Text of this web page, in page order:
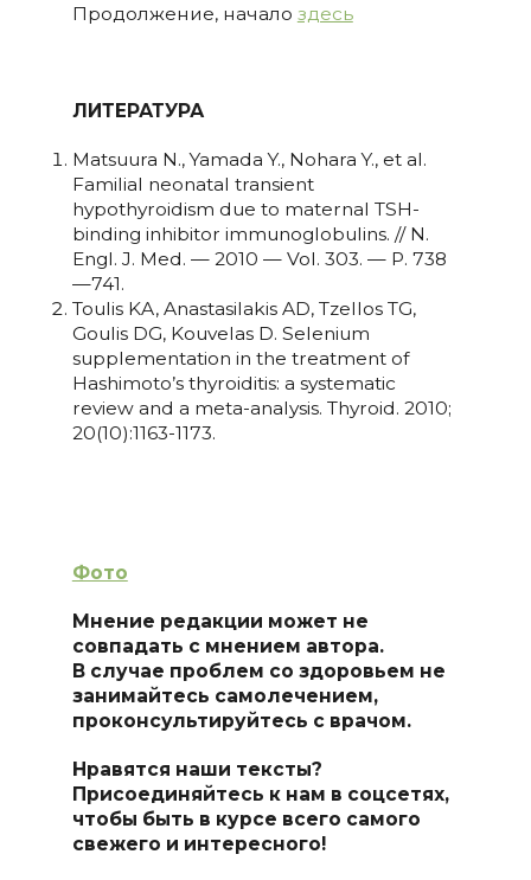
Продолжение, начало здесь
ЛИТЕРАТУРА
Matsuura N., Yamada Y., Nohara Y., et al.
Familial neonatal transient
hypothyroidism due to maternal TSH-
binding inhibitor immunoglobulins. // N.
Engl. J. Med. — 2010 — Vol. 303. — P. 738
—741.
Toulis KA, Anastasilakis AD, Tzellos TG,
Goulis DG, Kouvelas D. Selenium
supplementation in the treatment of
Hashimoto’s thyroiditis: a systematic
review and a meta-analysis. Thyroid. 2010;
20(10):1163-1173.
Фото
Мнение редакции может не
совпадать с мнением автора.
В случае проблем со здоровьем не
занимайтесь самолечением,
проконсультируйтесь с врачом.
Нравятся наши тексты?
Присоединяйтесь к нам в соцсетях,
чтобы быть в курсе всего самого
свежего и интересного!